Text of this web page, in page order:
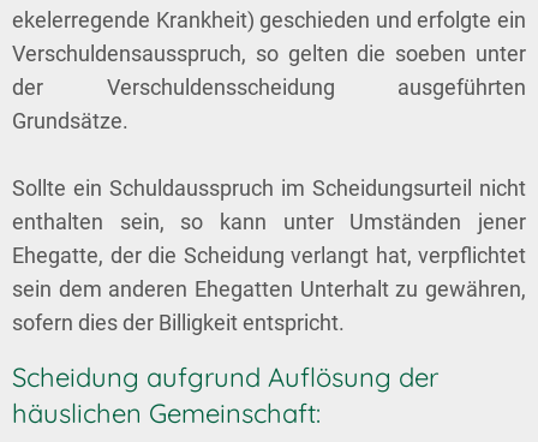
ekelerregende Krankheit) geschieden und erfolgte ein
Verschuldensausspruch, so gelten die soeben unter
der Verschuldensscheidung ausgeführten
Grundsätze.
Sollte ein Schuldausspruch im Scheidungsurteil nicht
enthalten sein, so kann unter Umständen jener
Ehegatte, der die Scheidung verlangt hat, verpflichtet
sein dem anderen Ehegatten Unterhalt zu gewähren,
sofern dies der Billigkeit entspricht.
Scheidung aufgrund Auflösung der
häuslichen Gemeinschaft: